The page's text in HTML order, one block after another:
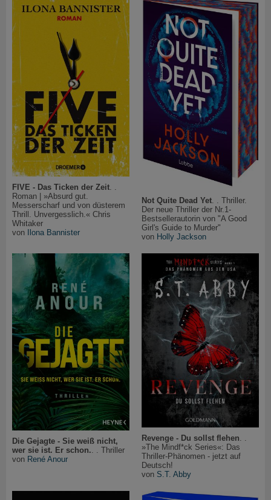
FIVE - Das Ticken der Zeit
Roman | »Absurd gut.
Messerscharf und von düsterem
Thrill. Unvergesslich.« Chris
Whitaker
von Ilona Bannister
Not Quite Dead Yet . . Thriller.
Der neue Thriller der Nr.1-
Bestsellerautorin von "A Good
Girl's Guide to Murder"
von Holly Jackson
Die Gejagte - Sie weiß nicht,
wer sie ist. Er schon. . . Thriller
von René Anour
Revenge - Du sollst flehen
»The Mindf*ck Series«: Das
Thriller-Phänomen - jetzt auf
Deutsch!
von S.T. Abby